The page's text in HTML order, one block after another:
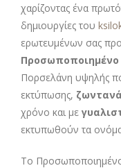
χαρίζοντας ένα
δημιουργίες του
ερωτευμένων σας
Πορσελάνη υψηλής
εκτύπωσης,
χρόνο και με
εκτυπωθούν τα
Το Προσωποποιημένο